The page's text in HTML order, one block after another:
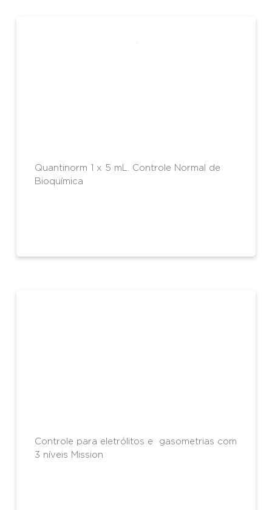
Quantinorm 1 x 5 mL. Controle Normal de
Bioquímica
Controle para eletrólitos e gasometrias com
3 níveis Mission